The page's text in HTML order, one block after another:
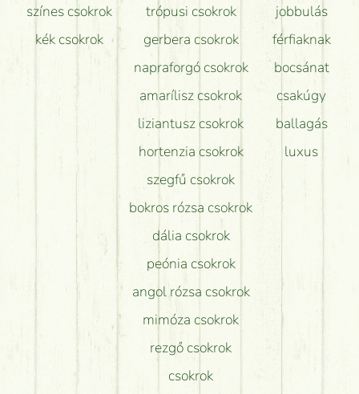
színes csokrok
kék csokrok
trópusi csokrok
gerbera csokrok
napraforgó csokrok
amarílisz csokrok
liziantusz csokrok
hortenzia csokrok
szegfű csokrok
bokros rózsa csokrok
dália csokrok
peónia csokrok
angol rózsa csokrok
mimóza csokrok
rezgő csokrok
csokrok
jobbulás
férfiaknak
bocsánat
csakúgy
ballagás
luxus